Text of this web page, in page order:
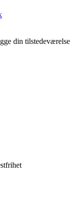
din